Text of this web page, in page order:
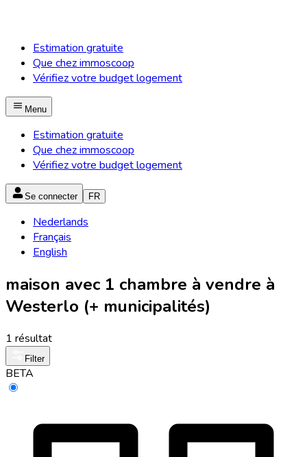
Estimation gratuite
Que chez immoscoop
Vérifiez votre budget logement
Menu
Estimation gratuite
Que chez immoscoop
Vérifiez votre budget logement
Se connecter FR
Nederlands
Français
English
maison avec 1 chambre à vendre à
Westerlo (+ municipalités)
1 résultat
Filter
BETA